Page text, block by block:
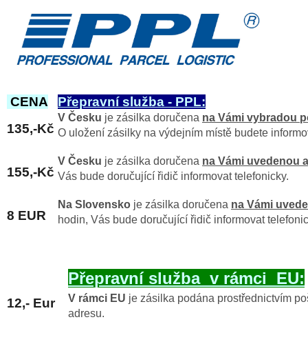
CENA
Přepravní služba - PPL:
135,-Kč
V Česku je zásilka doručena na Vámi vybradou
O uložení zásilky na výdejním místě budete
155,-Kč
V Česku je zásilka doručena na Vámi uvedenou
Vás bude doručující řidič informovat telefonicky.
8 EUR
Na Slovensko je zásilka doručena na Vámi
hodin, Vás bude doručující řidič informovat
Přepravní služba v rámci EU:
12,- Eur V rámci EU je zásilka podána prostřednictvím
adresu.